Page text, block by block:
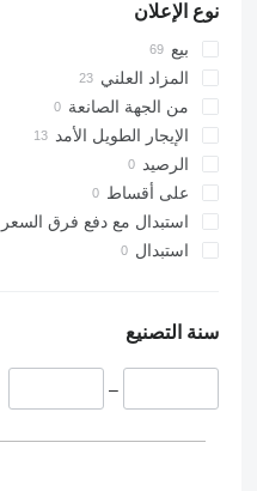
نوع الإعلان
بيع
المزاد العلني
من الجهة الصانعة
الإيجار الطويل الأمد
الرصيد
على أقساط
استبدال مع دفع فرق السعر
استبدال
سنة التصنيع
–